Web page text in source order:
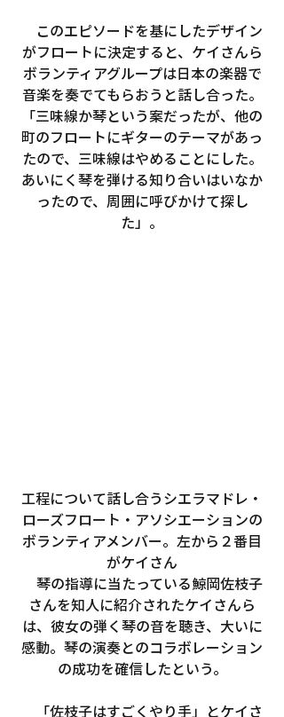
このエピソードを基にしたデザイン
がフロートに決定すると、ケイさんら
ボランティアグループは日本の楽器で
音楽を奏でてもらおうと話し合った。
「三味線か琴という案だったが、他の
町のフロートにギターのテーマがあっ
たので、三味線はやめることにした。
あいにく琴を弾ける知り合いはいなか
ったので、周囲に呼びかけて探し
た」。
工程について話し合うシエラマドレ・
ローズフロート・アソシエーションの
ボランティアメンバー。左から２番目
がケイさん
琴の指導に当たっている鯨岡佐枝子
さんを知人に紹介されたケイさんら
は、彼女の弾く琴の音を聴き、大いに
感動。琴の演奏とのコラボレーション
の成功を確信したという。
「佐枝子はすごくやり手」とケイさ